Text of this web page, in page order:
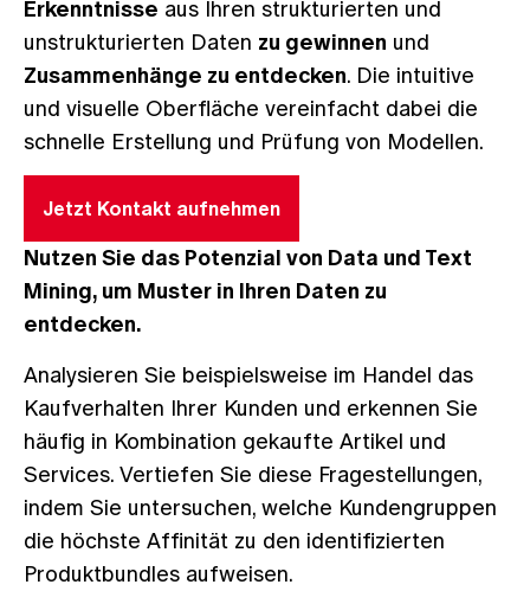
Erkenntnisse aus Ihren strukturierten und
unstrukturierten Daten zu gewinnen und
Zusammenhänge zu entdecken. Die intuitive
und visuelle Oberfläche vereinfacht dabei die
schnelle Erstellung und Prüfung von Modellen.
Jetzt Kontakt aufnehmen
Nutzen Sie das Potenzial von Data und Text
Mining, um Muster in Ihren Daten zu
entdecken.
Analysieren Sie beispielsweise im Handel das
Kaufverhalten Ihrer Kunden und erkennen Sie
häufig in Kombination gekaufte Artikel und
Services. Vertiefen Sie diese Fragestellungen,
indem Sie untersuchen, welche Kundengruppen
die höchste Affinität zu den identifizierten
Produktbundles aufweisen.